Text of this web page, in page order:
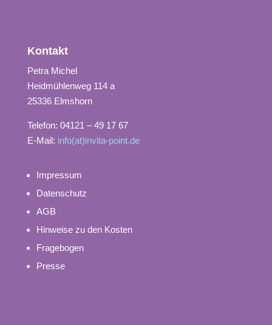
Kontakt
Petra Michel
Heidmühlenweg 114 a
25336 Elmshorn
Telefon: 04121 – 49 17 67
E-Mail: info(at)invita-point.de
Impressum
Datenschutz
AGB
Hinweise zu den Kosten
Fragebogen
Presse